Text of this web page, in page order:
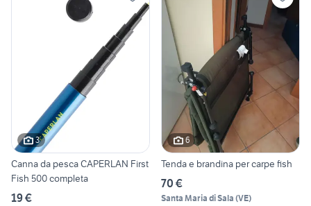
3
Canna da pesca CAPERLAN First
Fish 500 completa
19 €
6
Tenda e brandina per carpe fish
70 €
Santa Maria di Sala (VE)